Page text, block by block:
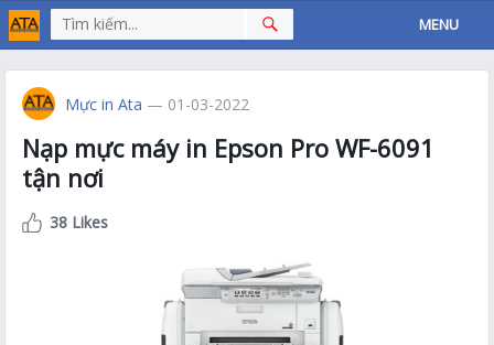
MENU
Mực in Ata — 01-03-2022
Nạp mực máy in Epson Pro WF-6091
tận nơi
38 Likes